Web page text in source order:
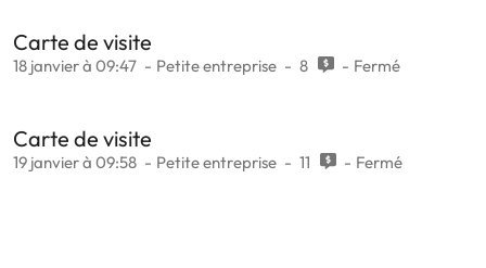
Carte de visite
18 janvier à 09:47 Petite entreprise 8 Fermé
Carte de visite
19 janvier à 09:58 Petite entreprise 11 Fermé